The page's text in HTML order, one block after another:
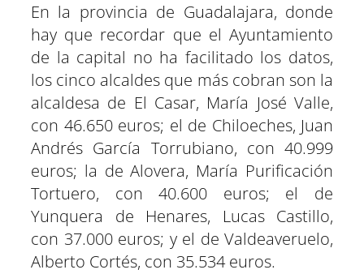
En la provincia de Guadalajara, donde
hay que recordar que el Ayuntamiento
de la capital no ha facilitado los datos,
los cinco alcaldes que más cobran son la
alcaldesa de El Casar, María José Valle,
con 46.650 euros; el de Chiloeches, Juan
Andrés García Torrubiano, con 40.999
euros; la de Alovera, María Purificación
Tortuero, con 40.600 euros; el de
Yunquera de Henares, Lucas Castillo,
con 37.000 euros; y el de Valdeaveruelo,
Alberto Cortés, con 35.534 euros.